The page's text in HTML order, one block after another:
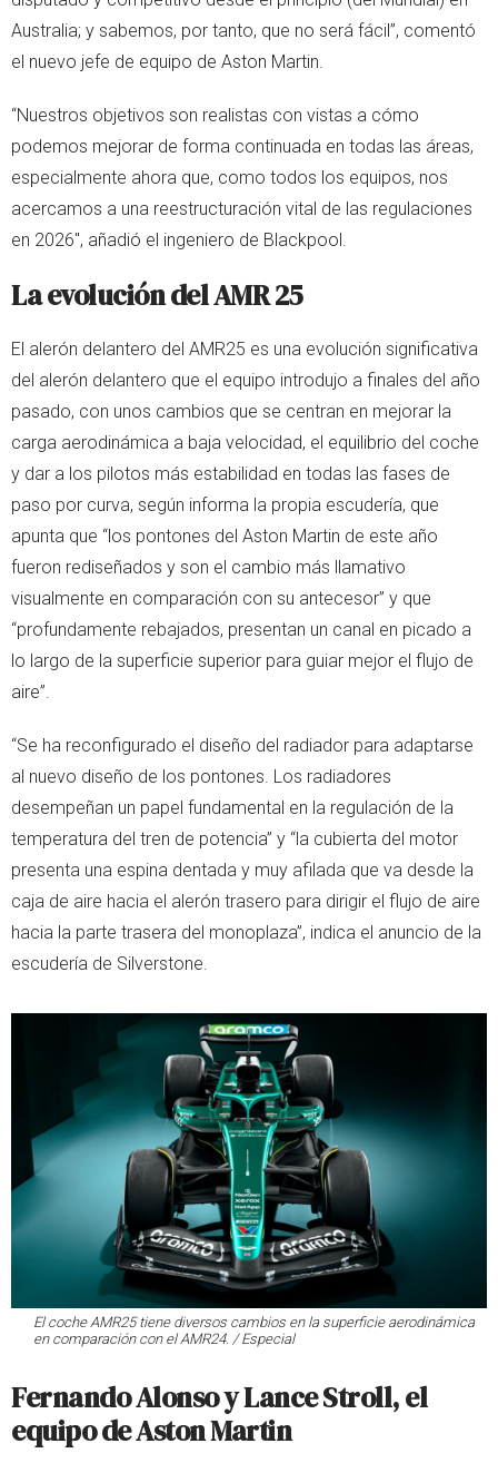
Australia; y sabemos, por tanto, que no será fácil”, comentó
el nuevo jefe de equipo de Aston Martin.
“Nuestros objetivos son realistas con vistas a cómo
podemos mejorar de forma continuada en todas las áreas,
especialmente ahora que, como todos los equipos, nos
acercamos a una reestructuración vital de las regulaciones
en 2026", añadió el ingeniero de Blackpool.
La evolución del AMR 25
El alerón delantero del AMR25 es una evolución significativa
del alerón delantero que el equipo introdujo a finales del año
pasado, con unos cambios que se centran en mejorar la
carga aerodinámica a baja velocidad, el equilibrio del coche
y dar a los pilotos más estabilidad en todas las fases de
paso por curva, según informa la propia escudería, que
apunta que “los pontones del Aston Martin de este año
fueron rediseñados y son el cambio más llamativo
visualmente en comparación con su antecesor” y que
“profundamente rebajados, presentan un canal en picado a
lo largo de la superficie superior para guiar mejor el flujo de
aire”.
“Se ha reconfigurado el diseño del radiador para adaptarse
al nuevo diseño de los pontones. Los radiadores
desempeñan un papel fundamental en la regulación de la
temperatura del tren de potencia” y “la cubierta del motor
presenta una espina dentada y muy afilada que va desde la
caja de aire hacia el alerón trasero para dirigir el flujo de aire
hacia la parte trasera del monoplaza”, indica el anuncio de la
escudería de Silverstone.
El coche AMR25 tiene diversos cambios en la superficie aerodinámica
en comparación con el AMR24. / Especial
Fernando Alonso y Lance Stroll, el
equipo de Aston Martin